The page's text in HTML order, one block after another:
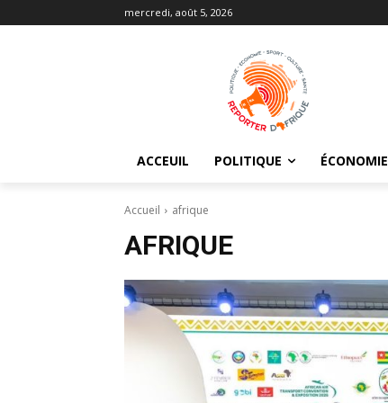
mercredi, août 5, 2026
ACCEUIL POLITIQUE ÉCONOMIE
Accueil afrique
AFRIQUE